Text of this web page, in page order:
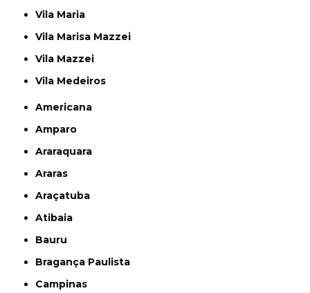
Vila Maria
Vila Marisa Mazzei
Vila Mazzei
Vila Medeiros
Americana
Amparo
Araraquara
Araras
Araçatuba
Atibaia
Bauru
Bragança Paulista
Campinas